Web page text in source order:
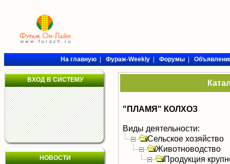
На главную|Фураж-Weekly|Форумы|
ВХОД В СИСТЕМУ
НОВОСТИ
"ПЛАМЯ" КОЛХОЗ
Виды деятельности:
Сельское хозяйство
Животноводство
Продукция